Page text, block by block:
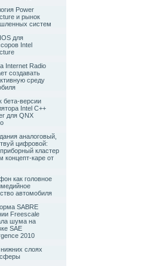
Power
и рынок
систем
для
Intel
Internet Radio
создавать
среду
бета-версии
Intel C++
для QNX
аналоговый,
цифровой:
кластер
концепт-каре от
как головное
автомобиля
SABRE
Freescale
шума на
SAE
2010
слоях